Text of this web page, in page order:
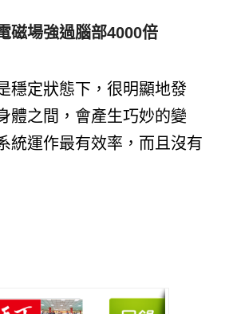
場強過腦部4000倍
穩定狀態下，很明顯地發
體之間，會產生巧妙的變
統運作最有效率，而且沒有